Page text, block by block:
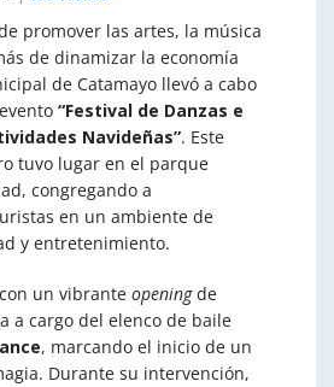
promover las artes, la música
de dinamizar la economía
de Catamayo llevó a cabo
“Festival de Danzas e
Navideñas”. Este
tuvo lugar en el parque
congregando a
en un ambiente de
y entretenimiento.
un vibrante openingde
a cargo del elenco de baile
, marcando el inicio de un
Durante su intervención,